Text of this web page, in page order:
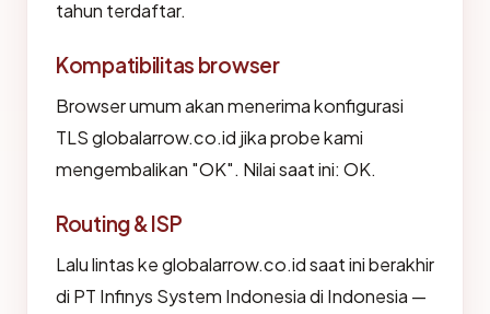
tahun terdaftar.
Kompatibilitas browser
Browser umum akan menerima konfigurasi
TLS globalarrow.co.id jika probe kami
mengembalikan "OK". Nilai saat ini: OK.
Routing & ISP
Lalu lintas ke globalarrow.co.id saat ini berakhir
di PT Infinys System Indonesia di Indonesia —